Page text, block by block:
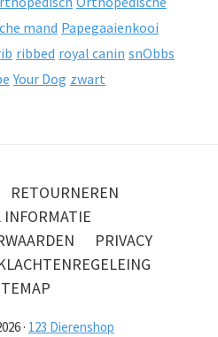
mand Papegaaienkooi
ribbed royal canin snObbs
Your Dog zwart
RETOURNEREN
INFORMATIE
PRIVACY
· 123 Dierenshop